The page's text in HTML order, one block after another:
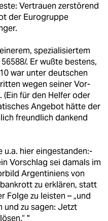
Vertrauen zerstörend
der Eurogruppe
spezialisiertem
. Er wußte bestens,
war unter deutschen
wegen seiner Vor-
für den Helfer oder
Angebot hätte der
freundlich dankend
u.a. hier eingestanden:-
Vorschlag sei damals im
Argentiniens von
zu erklären, statt
Folge zu leisten – „und
und zu sagen: Jetzt
"